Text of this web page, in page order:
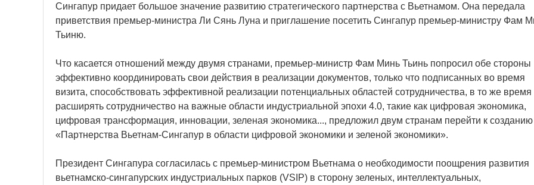
Сингапур придает большое значение развитию стратегического партнерства с Вьетнамом. Она передала
приветствия премьер-министра Ли Сянь Луна и приглашение посетить Сингапур премьер-министру Фам
Тьиню.
Что касается отношений между двумя странами, премьер-министр Фам Минь Тьинь попросил обе стороны
эффективно координировать свои действия в реализации документов, только что подписанных во время
визита, способствовать эффективной реализации потенциальных областей сотрудничества, в то же время
расширять сотрудничество на важные области индустриальной эпохи 4.0, такие как цифровая экономика,
цифровая трансформация, инновации, зеленая экономика..., предложил двум странам перейти к созданию
«Партнерства Вьетнам-Сингапур в области цифровой экономики и зеленой экономики».
Президент Сингапура согласилась с премьер-министром Вьетнама о необходимости поощрения развития
вьетнамско-сингапурских индустриальных парков (VSIP) в сторону зеленых, интеллектуальных,